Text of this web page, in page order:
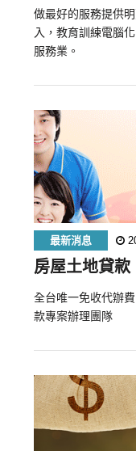
做最好的服務提供
入，教育訓練電腦
服務業。
最新消息
房屋土地貸款
全台唯一免收代辦
款專案辦理團隊